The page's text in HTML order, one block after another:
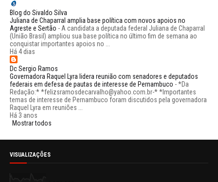
Blog do Sivaldo Silva
Juliana de Chaparral amplia base política com novos apoios no
Agreste e Sertão - A candidata a deputada federal Juliana de Chaparral
(União Brasil) ampliou sua base política no último fim de semana ao
conquistar importantes apoios no ...
Há 4 dias
Dc Sergio Ramos
Governadora Raquel Lyra lidera reunião com senadores e deputados
federais em defesa de pautas de interesse de Pernambuco -*Da
Redação:* *felizsramosdecarvalho@yahoo.com.br-* *Importantes
temas de interesse de Pernambuco foram discutidos pela governadora
Raquel Lyra em reuniões ...
Há 3 anos
Mostrar todos
VISUALIZAÇÕES